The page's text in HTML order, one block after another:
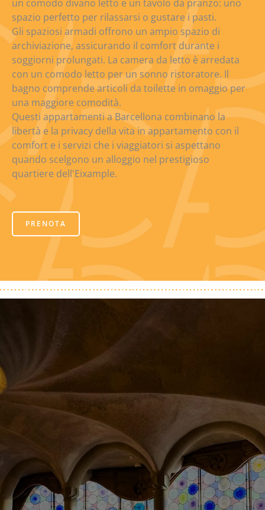
un comodo divano letto e un tavolo da pranzo: uno
spazio perfetto per rilassarsi o gustare i pasti.
Gli spaziosi armadi offrono un ampio spazio di
archiviazione, assicurando il comfort durante i
soggiorni prolungati. La camera da letto è arredata
con un comodo letto per un sonno ristoratore. Il
bagno comprende articoli da toilette in omaggio per
una maggiore comodità.
Questi appartamenti a Barcellona combinano la
libertà e la privacy della vita in appartamento con il
comfort e i servizi che i viaggiatori si aspettano
quando scelgono un alloggio nel prestigioso
quartiere dell'Eixample.
PRENOTA